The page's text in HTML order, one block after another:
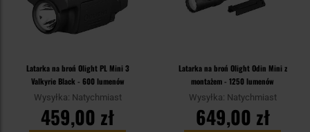
Latarka na broń Olight PL Mini 3
Valkyrie Black - 600 lumenów
Wysyłka: Natychmiast
459,00 zł
Latarka na broń Olight Odin Mini z
montażem - 1250 lumenów
Wysyłka: Natychmiast
649,00 zł